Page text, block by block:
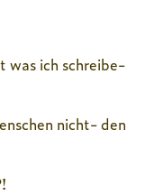
was ich schreibe-
nicht- den